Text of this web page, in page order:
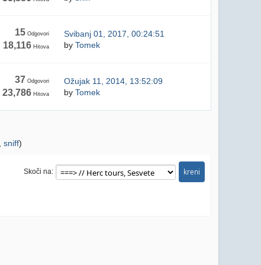
15Odgovori
18,116Hitova
Svibanj 01, 2017, 00:24:51
by Tomek
37 Odgovori
23,786Hitova
Ožujak 11, 2014, 13:52:09
by Tomek
sniff)
Skoči na